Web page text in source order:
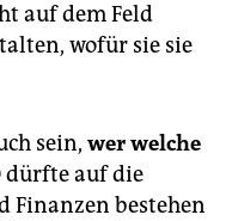
auf dem Feld
wofür sie sie
sein, wer welche
dürfte auf die
Finanzen bestehen